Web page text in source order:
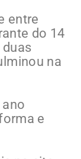
entre
do 14
duas
na
e